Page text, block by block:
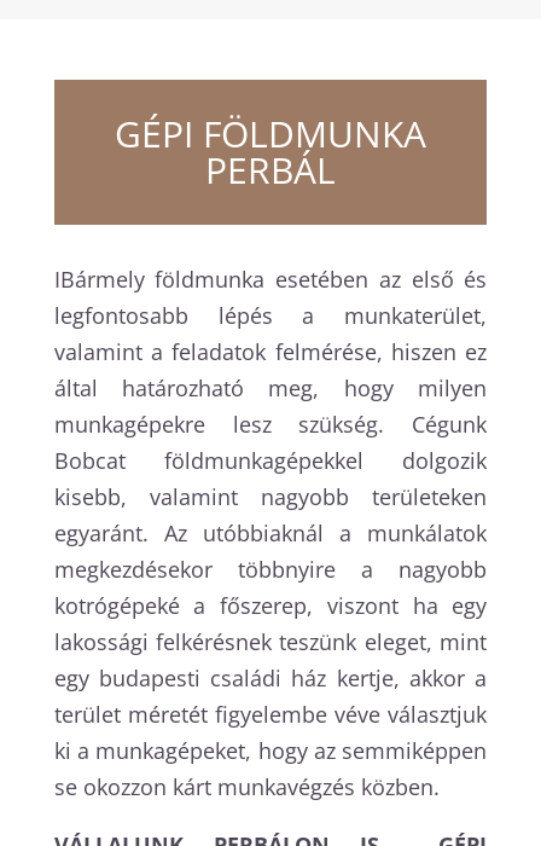
GÉPI FÖLDMUNKA
PERBÁL
IBármely földmunka esetében az első és
legfontosabb lépés a munkaterület,
valamint a feladatok felmérése, hiszen ez
által határozható meg, hogy milyen
munkagépekre lesz szükség. Cégunk
Bobcat földmunkagépekkel dolgozik
kisebb, valamint nagyobb területeken
egyaránt. Az utóbbiaknál a munkálatok
megkezdésekor többnyire a nagyobb
kotrógépeké a főszerep, viszont ha egy
lakossági felkérésnek teszünk eleget, mint
egy budapesti családi ház kertje, akkor a
terület méretét figyelembe véve választjuk
ki a munkagépeket, hogy az semmiképpen
se okozzon kárt munkavégzés közben.